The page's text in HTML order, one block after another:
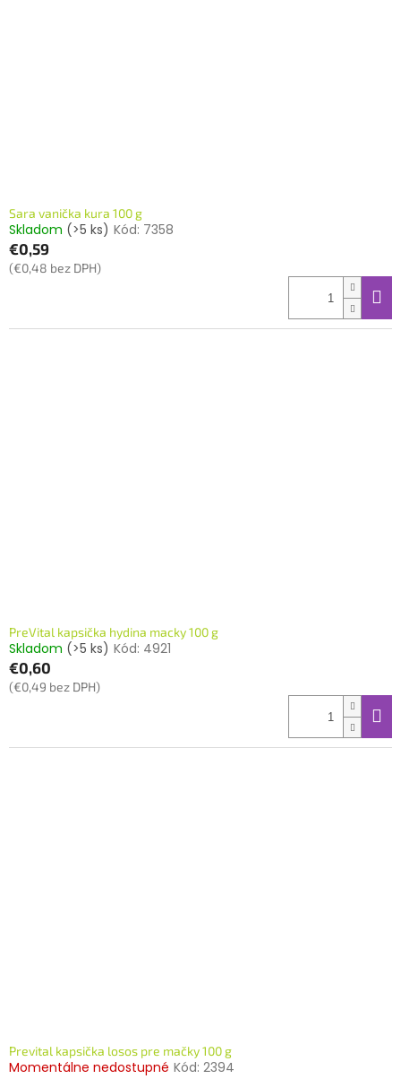
Sara vanička kura 100 g
Skladom (>5 ks) Kód: 7358
€0,59
(€0,48 bez DPH)
PreVital kapsička hydina macky 100 g
Skladom (>5 ks) Kód: 4921
€0,60
(€0,49 bez DPH)
Prevital kapsička losos pre mačky 100 g
Momentálne nedostupné Kód: 2394